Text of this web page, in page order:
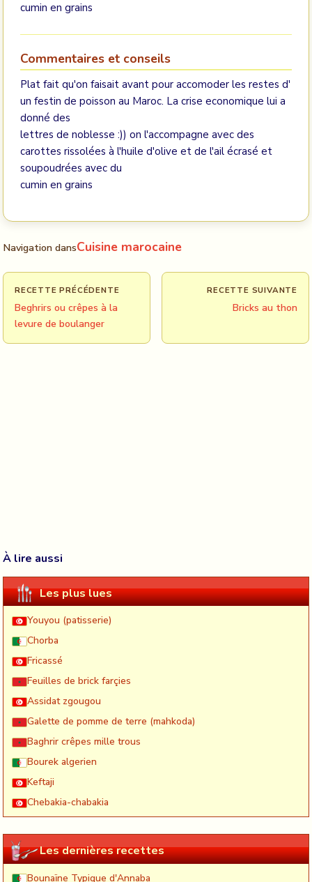
cumin en grains
Commentaires et conseils
Plat fait qu'on faisait avant pour accomoder les restes d'
un festin de poisson au Maroc. La crise economique lui a
donné des
lettres de noblesse :)) on l'accompagne avec des
carottes rissolées à l'huile d'olive et de l'ail écrasé et
soupoudrées avec du
cumin en grains
Navigation dansCuisine marocaine
RECETTE PRÉCÉDENTE
Beghrirs ou crêpes à la
levure de boulanger
RECETTE SUIVANTE
Bricks au thon
À lire aussi
Les plus lues
Youyou (patisserie)
Chorba
Fricassé
Feuilles de brick farçies
Assidat zgougou
Galette de pomme de terre (mahkoda)
Baghrir crêpes mille trous
Bourek algerien
Keftaji
Chebakia-chabakia
Les dernières recettes
Bounaïne Typique d'Annaba